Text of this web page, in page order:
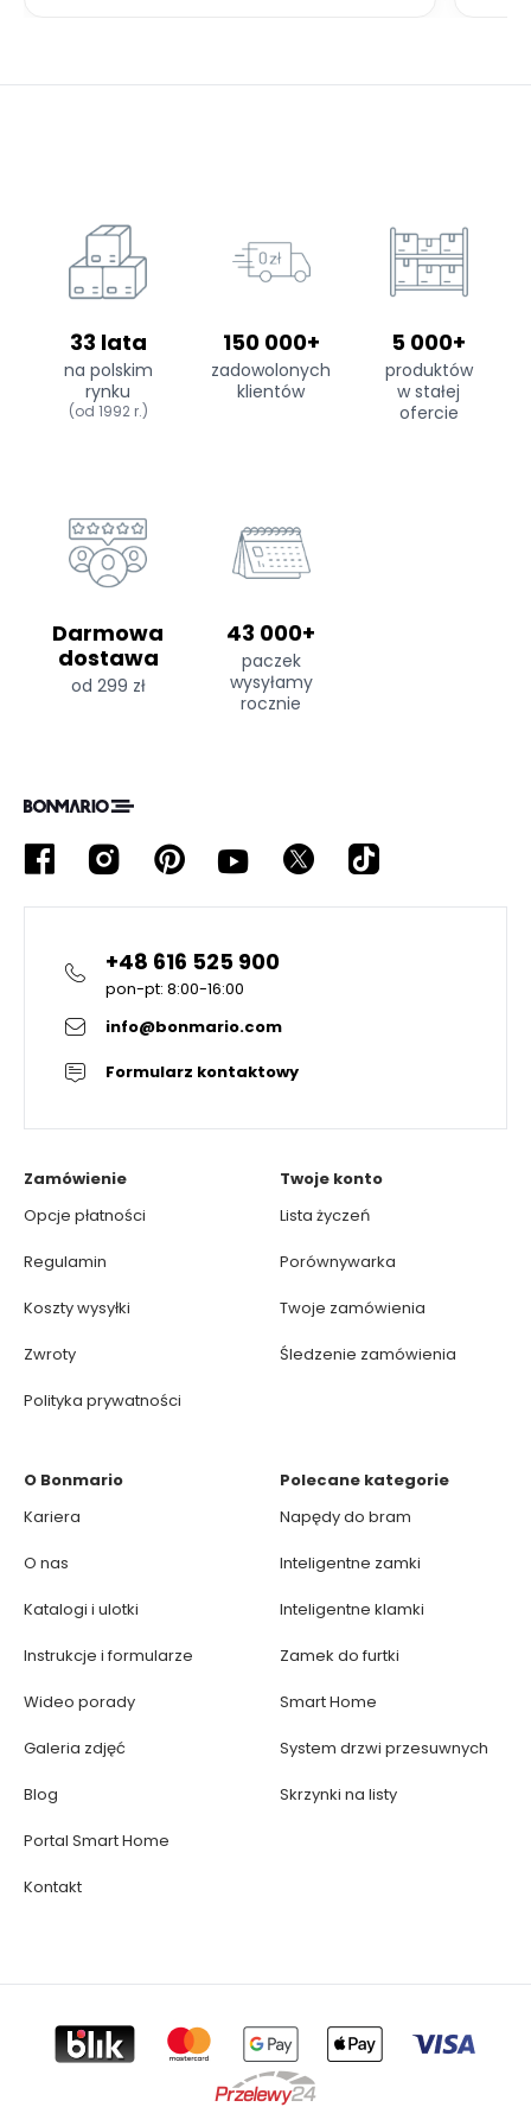
33 lata
na polskim
rynku
(od 1992 r.)
150 000+
zadowolonych
klientów
5 000+
produktów
w stałej
ofercie
Darmowa
dostawa
od 299 zł
43 000+
paczek
wysyłamy
rocznie
+48 616 525 900
pon-pt: 8:00-16:00
info@bonmario.com
Formularz kontaktowy
Zamówienie
Opcje płatności
Regulamin
Koszty wysyłki
Zwroty
Polityka prywatności
Twoje konto
Lista życzeń
Porównywarka
Twoje zamówienia
Śledzenie zamówienia
O Bonmario
Kariera
O nas
Katalogi i ulotki
Instrukcje i formularze
Wideo porady
Galeria zdjęć
Blog
Portal Smart Home
Kontakt
Polecane kategorie
Napędy do bram
Inteligentne zamki
Inteligentne klamki
Zamek do furtki
Smart Home
System drzwi przesuwnych
Skrzynki na listy